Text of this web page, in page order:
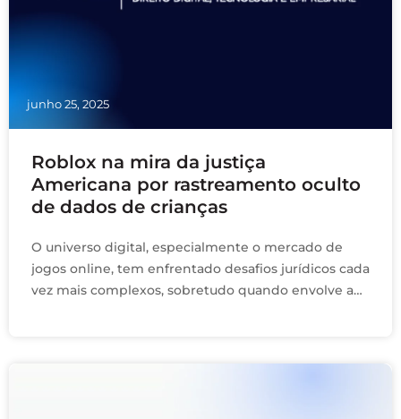
junho 25, 2025
Roblox na mira da justiça
Americana por rastreamento oculto
de dados de crianças
O universo digital, especialmente o mercado de
jogos online, tem enfrentado desafios jurídicos cada
vez mais complexos, sobretudo quando envolve a